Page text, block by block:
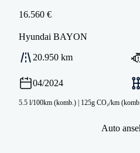
16.560 €
Hyundai BAYON
20.950 km
04/2024
5.5 l/100km (komb.) | 125g CO₂/km
Auto